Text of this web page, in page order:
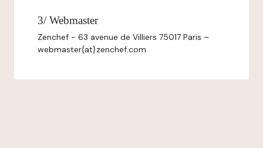
3/ Webmaster
Zenchef - 63 avenue de Villiers 75017 Paris –
webmaster{at}zenchef.com